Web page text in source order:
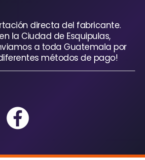
directa del fabricante.
la Ciudad de Esquipulas,
a toda Guatemala por
métodos de pago!